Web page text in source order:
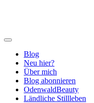
Blog
Neu hier?
Über mich
Blog abonnieren
OdenwaldBeauty
Ländliche Stillleben